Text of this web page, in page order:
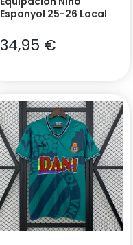
Espanyol 25-26 Local
34,95 €